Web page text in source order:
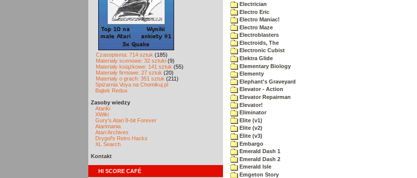
Czasopisma: 714 sztuk (185)
Materiały scenowe: 32 sztuki (9)
Materiały książkowe: 141 sztuk (55)
Materiały firmowe: 27 sztuk (20)
Materiały o grach: 351 sztuk (211)
Spiżarnia Voya na Chomikuj.pl
Bajtek Redux
Zasoby wiedzy
Atariki
XWiki
Gury's Atari 8-bit Forever
Atarimania
Atari Archives
Drygol's Retro Hacks
XL Search
Kontakt
HI SCORE CAFÉ
Electrician
Electro Eric
Electro Maniac!
Electro Maze
Electroblasters
Electroids, The
Electronic Cubist
Elektra Glide
Elementary Biology
Elementy
Elephant's Graveyard
Elevator - Action
Elevator Repairman
Elevator!
Eliminator
Elite (v1)
Elite (v2)
Elite (v3)
Embargo
Emerald Dash 1
Emerald Dash 2
Emerald Isle
Emgeton Story